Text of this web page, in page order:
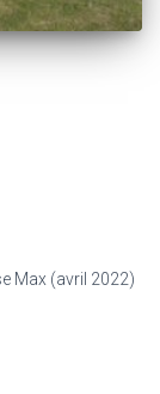
Max (avril 2022)